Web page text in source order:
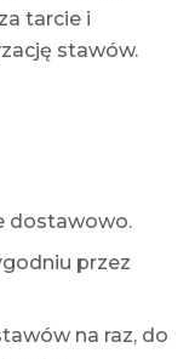
tarcie i
stawów.
dostawowo.
przez
na raz, do